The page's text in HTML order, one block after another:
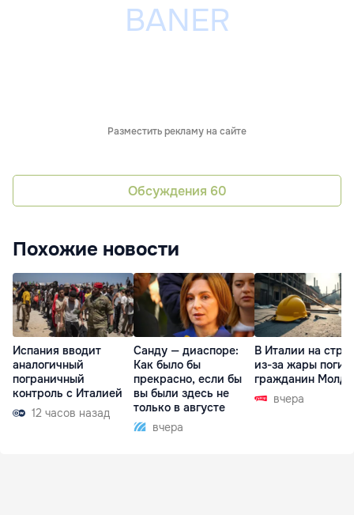
Разместить рекламу на сайте
Обсуждения 60
Похожие новости
Испания вводит
аналогичный
пограничный
контроль с Италией
12 часов назад
Санду — диаспоре:
Как было бы
прекрасно, если бы
вы были здесь не
только в августе
вчера
В Италии на
из-за жары погиб
гражданин
вчера